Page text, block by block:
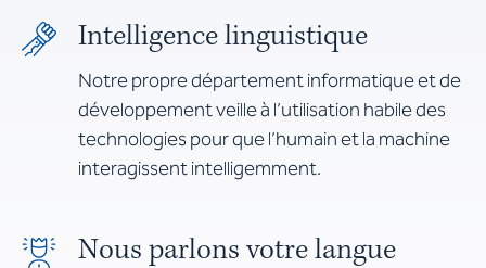
Intelligence linguistique
Notre propre département informatique et de
développement veille à l’utilisation habile des
technologies pour que l’humain et la machine
interagissent intelligemment.
Nous parlons votre langue